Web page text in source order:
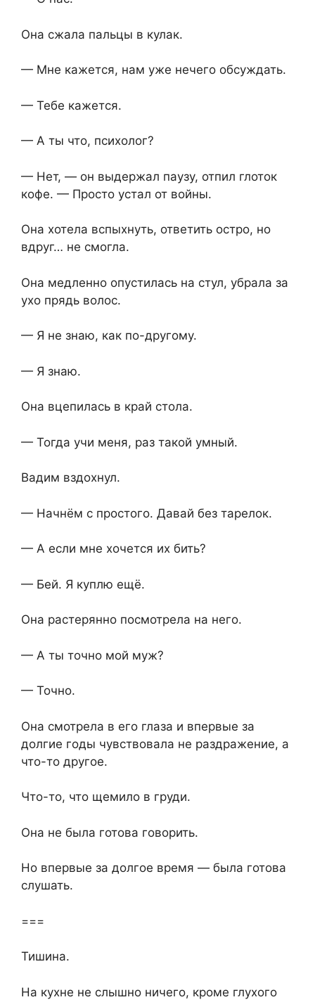
Она сжала пальцы в кулак.
— Мне кажется, нам уже нечего обсуждать.
— Тебе кажется.
— А ты что, психолог?
— Нет, — он выдержал паузу, отпил глоток
кофе. — Просто устал от войны.
Она хотела вспыхнуть, ответить остро, но
вдруг… не смогла.
Она медленно опустилась на стул, убрала за
ухо прядь волос.
— Я не знаю, как по-другому.
— Я знаю.
Она вцепилась в край стола.
— Тогда учи меня, раз такой умный.
Вадим вздохнул.
— Начнём с простого. Давай без тарелок.
— А если мне хочется их бить?
— Бей. Я куплю ещё.
Она растерянно посмотрела на него.
— А ты точно мой муж?
— Точно.
Она смотрела в его глаза и впервые за
долгие годы чувствовала не раздражение, а
что-то другое.
Что-то, что щемило в груди.
Она не была готова говорить.
Но впервые за долгое время — была готова
слушать.
===
Тишина.
На кухне не слышно ничего, кроме глухого